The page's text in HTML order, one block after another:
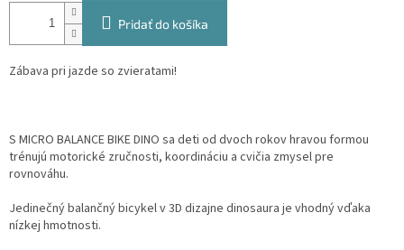
Pridať do košíka
Zábava pri jazde so zvieratami!
S MICRO BALANCE BIKE DINO sa deti od dvoch rokov hravou formou
trénujú motorické zručnosti, koordináciu a cvičia zmysel pre
rovnováhu.
Jedinečný balančný bicykel v3D dizajne dinosaura je vhodný vďaka
nízkej hmotnosti.